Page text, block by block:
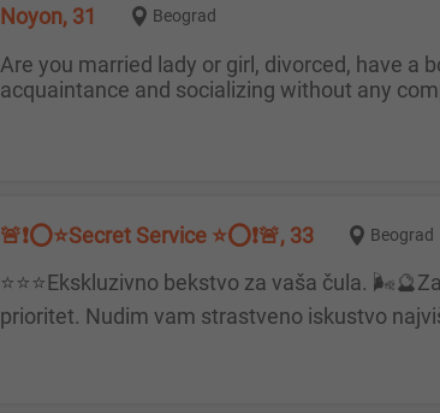
Noyon, 31 Beograd
Are you married lady or girl, divorced, have a boyfriend or are you single? are feel lonely? Or just young, educated lady for
acquaintance and socializing without any
🚨❗️⭕️⭐️Secret Service ⭐️⭕️❗️🚨, 33 Beograd
⭐️⭐️⭐️Ekskluzivno bekstvo za vaša čula. 🌬🔮Zaboravite obaveze i očekivanja. Vaše zadovoljstvo i opuštanje su mi glavni
prioritet. Nudim vam strastveno iskustvo